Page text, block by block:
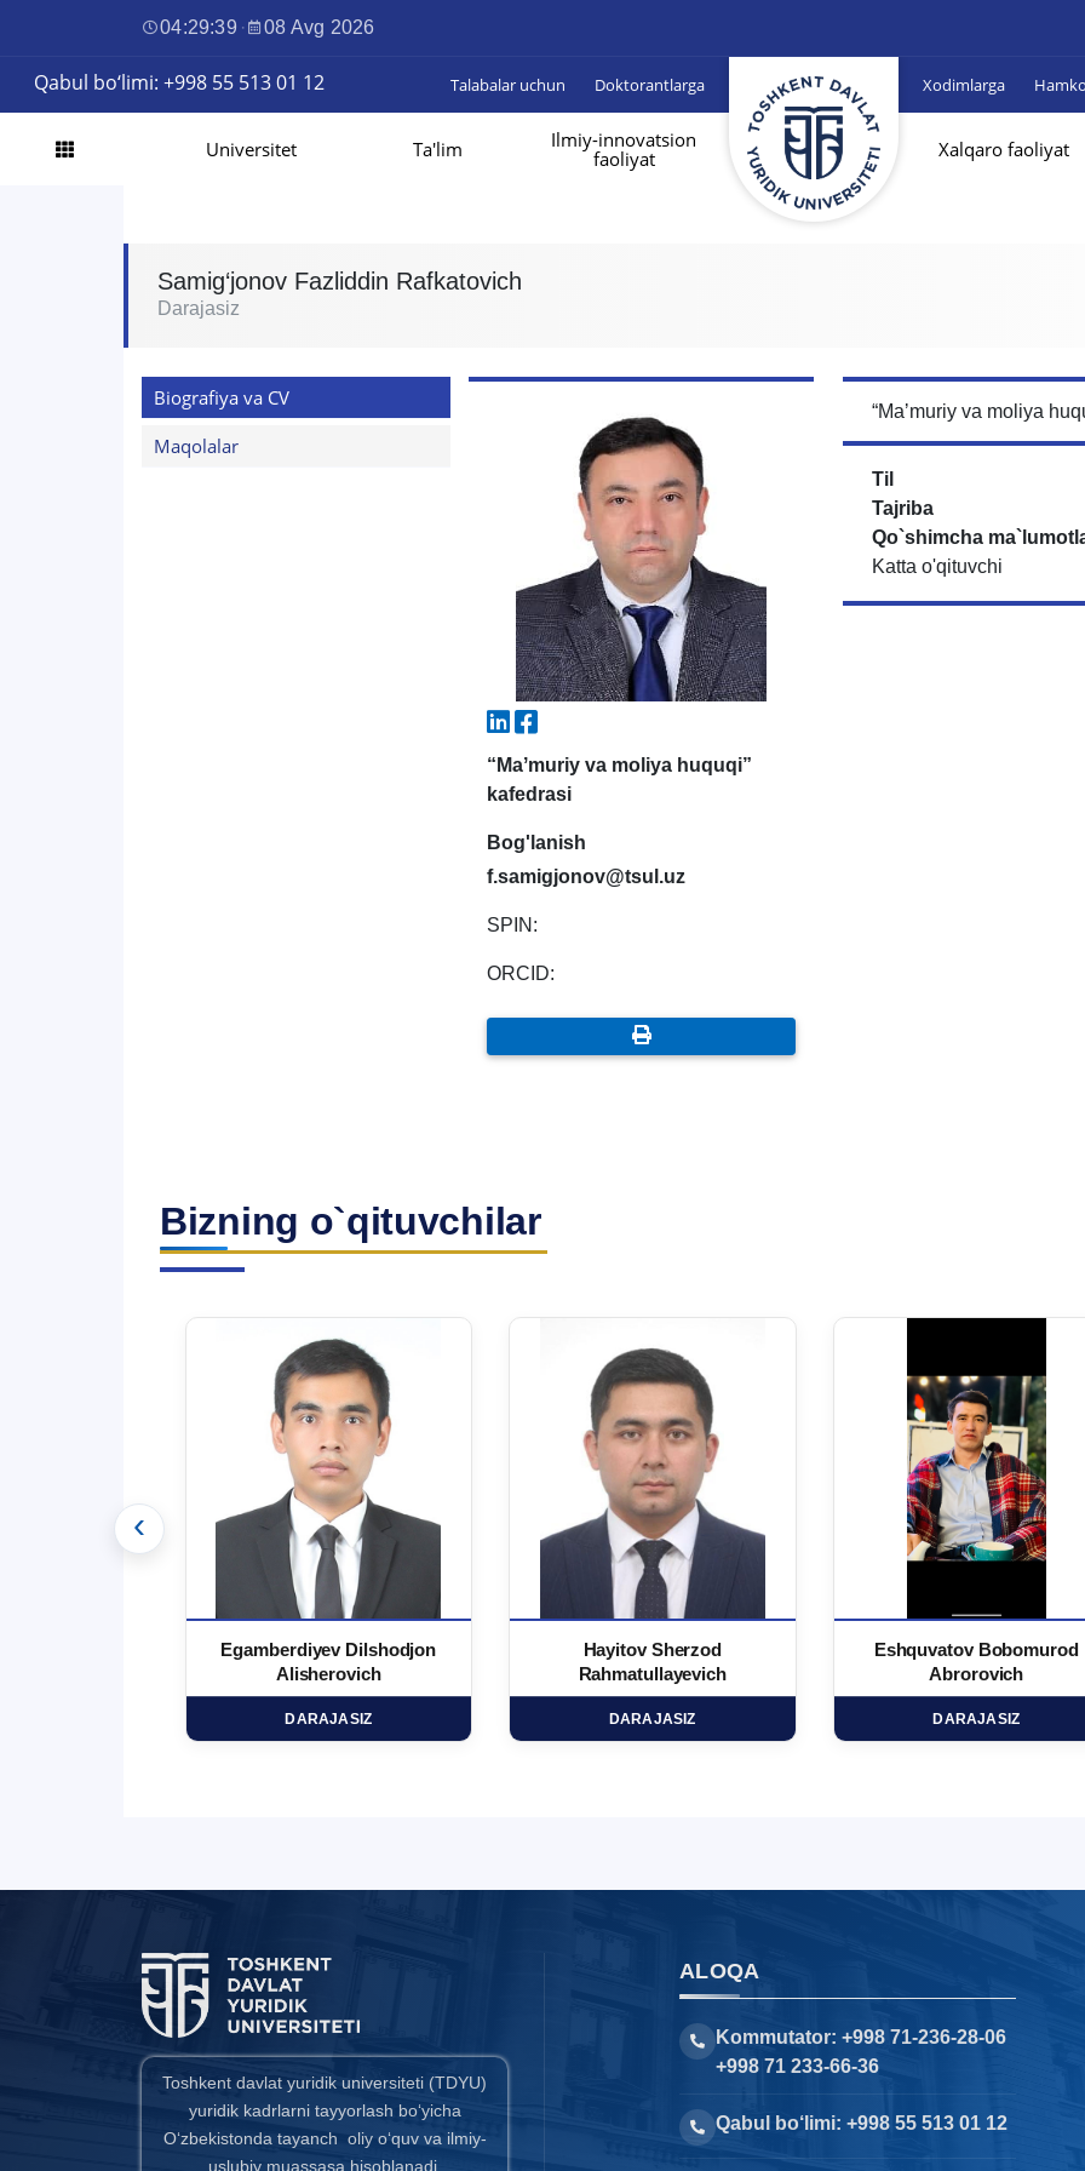
04:29:40 · 08 Avg 2026
Qabul bo‘limi: +998 55 513 01 12 Talabalar uchun Doktorantlarga Xodimlarga
Universitet Ta'lim
Ilmiy-innovatsion
faoliyat
Xalqaro faoliyat
Samig‘jonov Fazliddin Rafkatovich
Darajasiz
Biografiya va CV
Maqolalar
“Maʼmuriy va moliya huquqi”
kafedrasi
Bog'lanish
f.samigjonov@tsul.uz
SPIN:
ORCID:
“Maʼmuriy va moliya
Til
Tajriba
Qo`shimcha
Katta o'qituvchi
Bizning o`qituvchilar
Egamberdiyev Dilshodjon
Alisherovich
DARAJASIZ
Hayitov Sherzod
Rahmatullayevich
DARAJASIZ
Eshquvatov Bobomurod
Abrorovich
DARAJASIZ
‹
Toshkent davlat yuridik universiteti (TDYU)
yuridik kadrlarni tayyorlash bo‘yicha
O‘zbekistonda tayanch oliy o‘quv va ilmiy-
uslubiy muassasa hisoblanadi.
ALOQA
Kommutator: +998 71-236-28-06
+998 71 233-66-36
Qabul bo‘limi: +998 55 513 01 12